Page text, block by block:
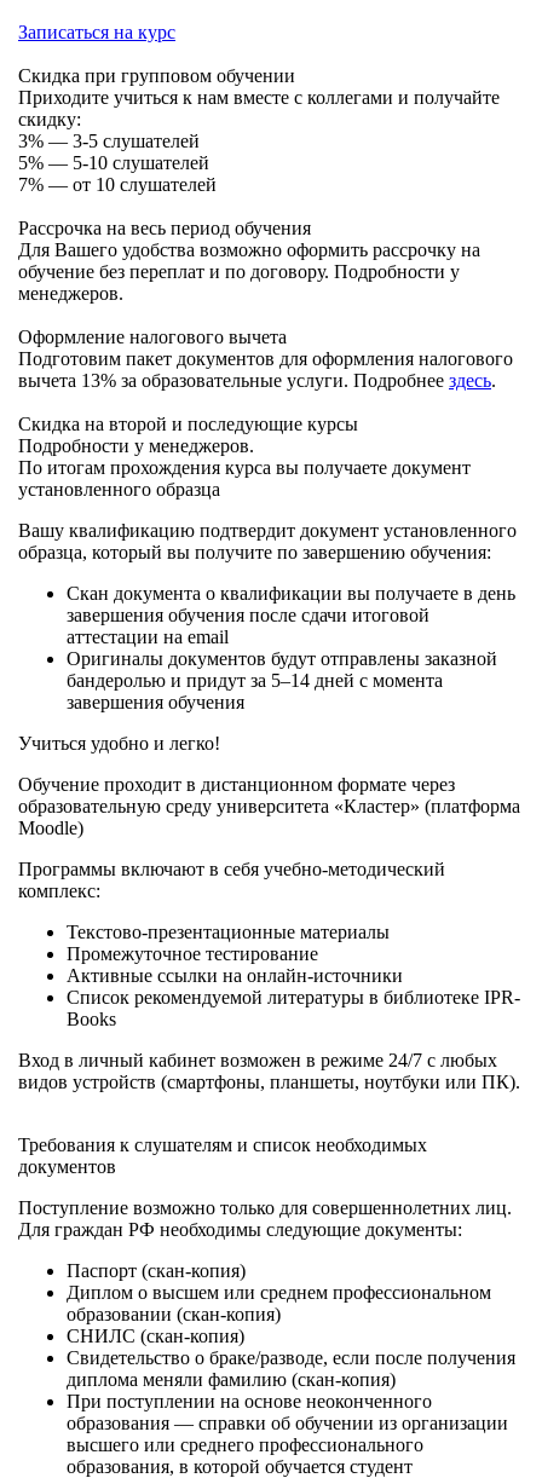
Записаться на курс
Скидка при групповом обучении
Приходите учиться к нам вместе с коллегами и получайте
скидку:
3% — 3-5 слушателей
5% — 5-10 слушателей
7% — от 10 слушателей
Рассрочка на весь период обучения
Для Вашего удобства возможно оформить рассрочку на
обучение без переплат и по договору. Подробности у
менеджеров.
Оформление налогового вычета
Подготовим пакет документов для оформления налогового
вычета 13% за образовательные услуги. Подробнее здесь.
Скидка на второй и последующие курсы
Подробности у менеджеров.
По итогам прохождения курса вы получаете документ
установленного образца
Вашу квалификацию подтвердит документ установленного
образца, который вы получите по завершению обучения:
Скан документа о квалификации вы получаете в день
завершения обучения после сдачи итоговой
аттестации на email
Оригиналы документов будут отправлены заказной
бандеролью и придут за 5–14 дней с момента
завершения обучения
Учиться удобно и легко!
Обучение проходит в дистанционном формате через
образовательную среду университета «Кластер» (платформа
Moodle)
Программы включают в себя учебно-методический
комплекс:
Текстово-презентационные материалы
Промежуточное тестирование
Активные ссылки на онлайн-источники
Список рекомендуемой литературы в библиотеке IPR-
Books
Вход в личный кабинет возможен в режиме 24/7 с любых
видов устройств (смартфоны, планшеты, ноутбуки или ПК).
Требования к слушателям и список необходимых
документов
Поступление возможно только для совершеннолетних лиц.
Для граждан РФ необходимы следующие документы:
Паспорт (скан-копия)
Диплом о высшем или среднем профессиональном
образовании (скан-копия)
СНИЛС (скан-копия)
Свидетельство о браке/разводе, если после получения
диплома меняли фамилию (скан-копия)
При поступлении на основе неоконченного
образования — справки об обучении из организации
высшего или среднего профессионального
образования, в которой обучается студент